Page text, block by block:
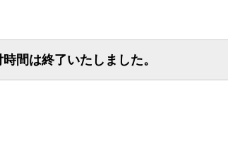
時間は終了いたしました。